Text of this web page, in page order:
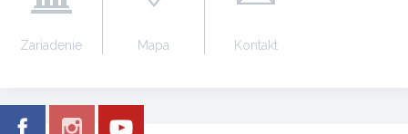
Zariadenie Mapa Kontakt